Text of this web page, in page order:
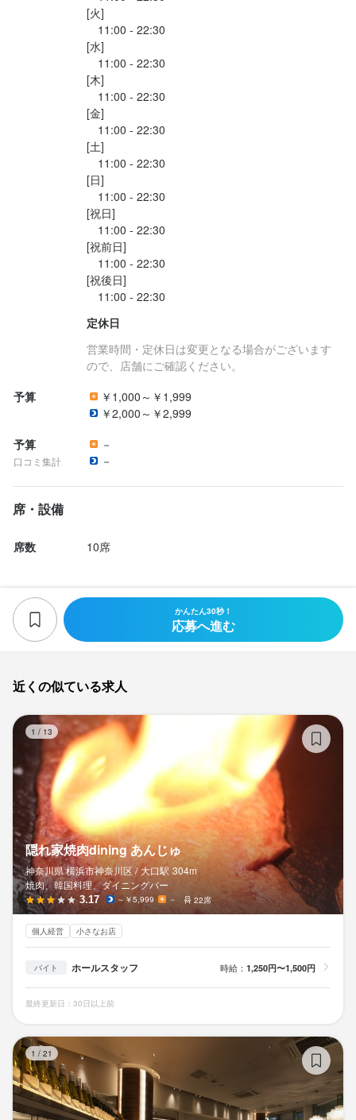
「今回もまたか...
[火]
11:00 - 22:30
[水]
11:00 - 22:30
[木]
11:00 - 22:30
[金]
11:00 - 22:30
[土]
11:00 - 22:30
[日]
11:00 - 22:30
[祝日]
11:00 - 22:30
[祝前日]
11:00 - 22:30
[祝後日]
定休日
営業時間・定休日は変更となる場合がございます
ので、店舗にご確認ください。
予算
￥1,000～￥1,999
￥2,000～￥2,999
予算
口コミ集計
－
－
席・設備
席数 10席
かんたん30秒！
応募へ進む
近くの似ている求人
1 / 13
隠れ家焼肉dining あんじゅ
神奈川県 横浜市神奈川区 / 大口駅 304m
焼肉、韓国料理、ダイニングバー
3.17 ～￥5,999 － 22席
個人経営 小さなお店
バイト ホールスタッフ 時給： 1,250円〜1,500円
最終更新日：30日以上前
1 / 21